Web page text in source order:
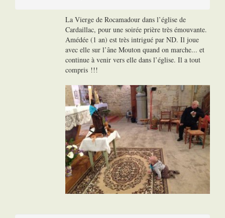
La Vierge de Rocamadour dans l’église de
Cardaillac, pour une soirée prière très émouvante.
Amédée (1 an) est très intrigué par ND. Il joue
avec elle sur l’âne Mouton quand on marche... et
continue à venir vers elle dans l’église. Il a tout
compris !!!